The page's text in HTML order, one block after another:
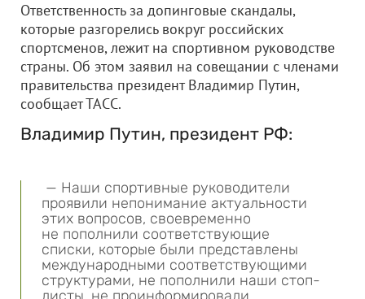
Ответственность за допинговые скандалы,
которые разгорелись вокруг российских
спортсменов, лежит на спортивном руководстве
страны. Об этом заявил на совещании с членами
правительства президент Владимир Путин,
сообщает ТАСС.
Владимир Путин, президент РФ:
— Наши спортивные руководители
проявили непонимание актуальности
этих вопросов, своевременно
не пополнили соответствующие
списки, которые были представлены
международными соответствующими
структурами, не пополнили наши стоп-